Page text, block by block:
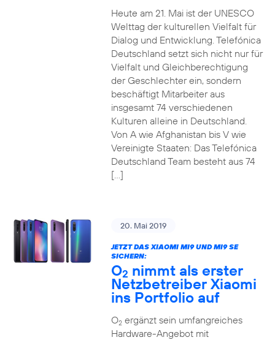
Heute am 21. Mai ist der UNESCO
Welttag der kulturellen Vielfalt für
Dialog und Entwicklung. Telefónica
Deutschland setzt sich nicht nur für
Vielfalt und Gleichberechtigung
der Geschlechter ein, sondern
beschäftigt Mitarbeiter aus
insgesamt 74 verschiedenen
Kulturen alleine in Deutschland.
Von A wie Afghanistan bis V wie
Vereinigte Staaten: Das Telefónica
Deutschland Team besteht aus 74
[…]
20. Mai 2019
JETZT DAS XIAOMI MI9 UND MI9 SE
SICHERN:
O2 nimmt als erster
Netzbetreiber Xiaomi
ins Portfolio auf
O2ergänzt sein umfangreiches
Hardware-Angebot mit